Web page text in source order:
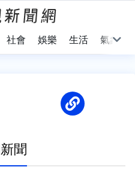
社會 娛樂 生活 氣象
聞